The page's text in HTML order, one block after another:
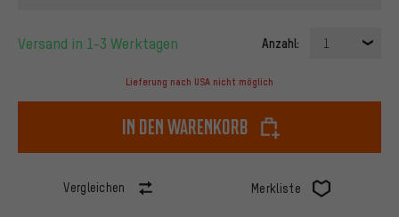
Versand in 1-3 Werktagen Anzahl: 1
Lieferung nach USA nicht möglich
In den Warenkorb
Vergleichen Merkliste